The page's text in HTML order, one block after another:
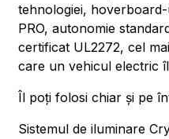
tehnologiei,
PRO, autonomie
certificat UL2272, cel
care un vehicul electric
Îl poți folosi chiar și pe
Sistemul de iluminare